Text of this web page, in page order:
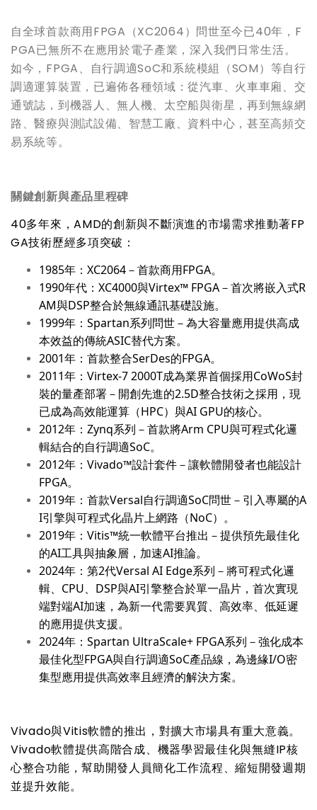
自全球首款商用FPGA（XC2064）問世至今已40年，F
PGA已無所不在應用於電子產業，深入我們日常生活。
如今，FPGA、自行調適SoC和系統模組（SOM）等自行
調適運算裝置，已遍佈各種領域：從汽車、火車車廂、交
通號誌，到機器人、無人機、太空船與衛星，再到無線網
路、醫療與測試設備、智慧工廠、資料中心，甚至高頻交
易系統等。
關鍵創新與產品里程碑
40多年來，AMD的創新與不斷演進的市場需求推動著FP
GA技術歷經多項突破：
1985年： XC2064－首款商用FPGA。
1990年代： XC4000與Virtex™ FPGA－首次將嵌入式R
AM與DSP整合於無線通訊基礎設施。
1999年： Spartan系列問世－為大容量應用提供高成
本效益的傳統ASIC替代方案。
2001年：首款整合SerDes的FPGA。
2011年： Virtex-7 2000T成為業界首個採用CoWoS封
裝的量產部署－開創先進的2.5D整合技術之採用，現
已成為高效能運算（HPC）與AI GPU的核心。
2012年： Zynq系列－首款將Arm CPU與可程式化邏
輯結合的自行調適SoC。
2012年： Vivado™設計套件－讓軟體開發者也能設計
FPGA。
2019年：首款Versal自行調適SoC問世－引入專屬的A
I引擎與可程式化晶片上網路（NoC）。
2019年： Vitis™統一軟體平台推出－提供預先最佳化
的AI工具與抽象層，加速AI推論。
2024年：第2代Versal AI Edge系列－將可程式化邏
輯、 CPU、 DSP與AI引擎整合於單一晶片，首次實現
端對端AI加速，為新一代需要異質、高效率、低延遲
的應用提供支援。
2024年： Spartan UltraScale+ FPGA系列－強化成本
最佳化型FPGA與自行調適SoC產品線，為邊緣I/O密
集型應用提供高效率且經濟的解決方案。
Vivado與Vitis軟體的推出，對擴大市場具有重大意義。
Vivado軟體提供高階合成、機器學習最佳化與無縫IP核
心整合功能，幫助開發人員簡化工作流程、縮短開發週期
並提升效能。